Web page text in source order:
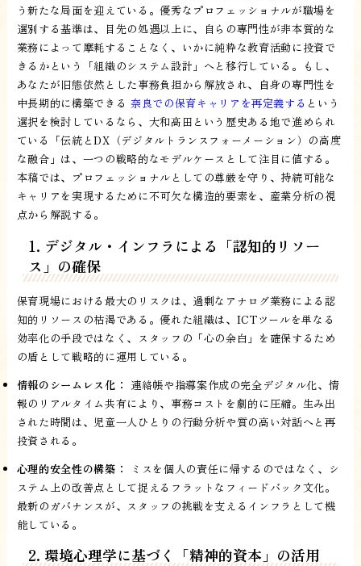
う新たな局面を迎えている。優秀なプロフェッショナルが職場を
選別する基準は、目先の処遇以上に、自らの専門性が非本質的な
業務によって摩耗することなく、いかに純粋な教育活動に投資で
きるかという「組織のシステム設計」へと移行している。もし、
あなたが旧態依然とした事務負担から解放され、自身の専門性を
中長期的に構築できる 奈良での保育キャリアを再定義する という
選択を検討しているなら、大和高田という歴史ある地で進められ
ている「伝統とDX（デジタルトランスフォーメーション）の高度
な融合」は、一つの戦略的なモデルケースとして注目に値する。
本稿では、プロフェッショナルとしての尊厳を守り、持続可能な
キャリアを実現するために不可欠な構造的要素を、産業分析の視
点から解説する。
1. デジタル・インフラによる「認知的リソー
ス」の確保
保育現場における最大のリスクは、過剰なアナログ業務による認
知的リソースの枯渇である。優れた組織は、ICTツールを単なる
効率化の手段ではなく、スタッフの「心の余白」を確保するため
の盾として戦略的に運用している。
情報のシームレス化： 連絡帳や指導案作成の完全デジタル化、情
報のリアルタイム共有により、事務コストを劇的に圧縮。生み出
された時間は、児童一人ひとりの行動分析や質の高い対話へと再
投資される。
心理的安全性の構築：
ミスを個人の責任に帰するのではなく、シ
ステム上の改善点として捉えるフラットなフィードバック文化。
最新のガバナンスが、スタッフの挑戦を支えるインフラとして機
能している。
2. 環境心理学に基づく「精神的資本」の活用